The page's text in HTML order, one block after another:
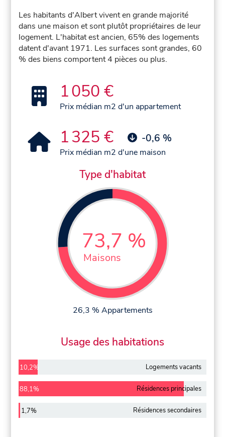
Les habitants d'Albert vivent en grande majorité
dans une maison et sont plutôt propriétaires de leur
logement. L'habitat est ancien, 65% des logements
datent d'avant 1971. Les surfaces sont grandes, 60
% des biens comportent 4 pièces ou plus.
1 050 €
Prix médian m2 d'un appartement
1 325 € -0,6 %
Prix médian m2 d'une maison
Type d'habitat
73,7 %
Maisons
26,3 % Appartements
Usage des habitations
10,2% Logements vacants
88,1% Résidences principales
1,7% Résidences secondaires